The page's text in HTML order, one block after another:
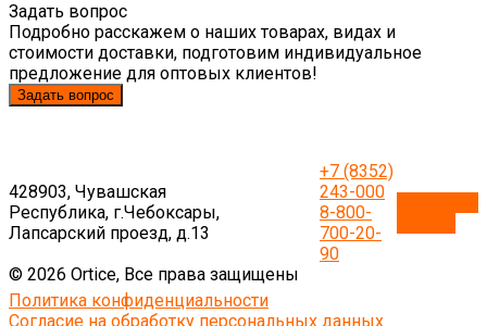
Задать вопрос
Подробно расскажем о наших товарах, видах и
стоимости доставки, подготовим индивидуальное
предложение для оптовых клиентов!
Задать вопрос
428903, Чувашская
Республика, г.Чебоксары,
Лапсарский проезд, д.13
+7 (8352)
243-000
8-800-
700-20-
90
© 2026 Ortice, Все права защищены
Политика конфиденциальности
Согласие на обработку персональных данных